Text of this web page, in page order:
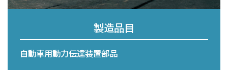
製造品目
自動車用動力伝達装置部品